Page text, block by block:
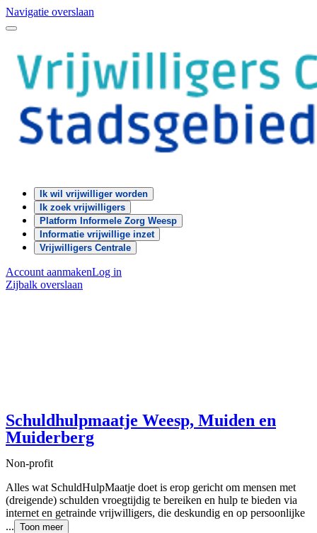
Navigatie overslaan
Ik wil vrijwilliger worden
Ik zoek vrijwilligers
Platform Informele Zorg Weesp
Informatie vrijwillige inzet
Vrijwilligers Centrale
Account aanmakenLog in
Zijbalk overslaan
Schuldhulpmaatje Weesp, Muiden en
Muiderberg
Non-profit
Alles wat SchuldHulpMaatje doet is erop gericht om mensen met
(dreigende) schulden vroegtijdig te bereiken en hulp te bieden via
internet en getrainde vrijwilligers, die deskundig en op persoonlijke
... Toon meer